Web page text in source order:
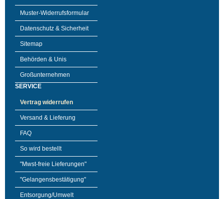
Muster-Widerrufsformular
Datenschutz & Sicherheit
Sitemap
Behörden & Unis
Großunternehmen
SERVICE
Vertrag widerrufen
Versand & Lieferung
FAQ
So wird bestellt
"Mwst-freie Lieferungen"
"Gelangensbestätigung"
Entsorgung/Umwelt